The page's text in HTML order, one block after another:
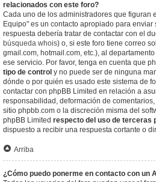
relacionados con este foro?
Cada uno de los administradores que figuran
Equipo" es un contacto apropiado para
respuesta debería tratar de contactar con el
búsqueda whois) o, si este foro tiene correo
gmail.com, hotmail.com, etc.), al
ese servicio. Por favor, tenga en cuenta que
tipo de control y no puede ser de ninguna
dónde o por quién es usado este sistema de
contactar con phpBB Limited en relación a
responsabilidad, deformación de
sitio phpbb.com o la discreción misma del
phpBB Limited respecto del uso de terceras
dispuesto a recibir una respuesta cortante o
Arriba
¿Cómo puedo ponerme en contacto con un